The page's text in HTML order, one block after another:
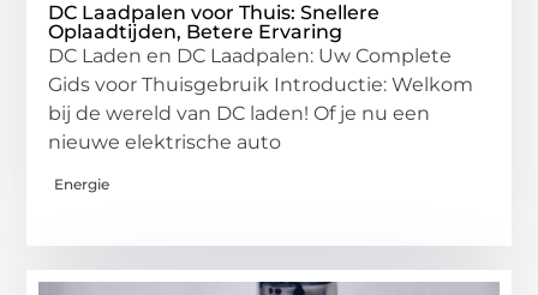
DC Laadpalen voor Thuis: Snellere
Oplaadtijden, Betere Ervaring
DC Laden en DC Laadpalen: Uw Complete
Gids voor Thuisgebruik Introductie: Welkom
bij de wereld van DC laden! Of je nu een
nieuwe elektrische auto
Energie